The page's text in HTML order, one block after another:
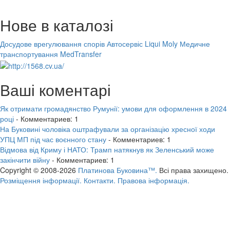
Нове в каталозі
Досудове врегулювання спорів Автосервіс Liqui Moly Медичне
транспортування MedTransfer
Ваші коментарі
Як отримати громадянство Румунії: умови для оформлення в 2024
році - Комментариев: 1
На Буковині чоловіка оштрафували за організацію хресної ходи
УПЦ МП під час воєнного стану - Комментариев: 1
Відмова від Криму і НАТО: Трамп натякнув як Зеленський може
закінчити війну - Комментариев: 1
Copyright © 2008-2026 Платинова Буковина™. Всі права захищено.
Розміщення інформації. Контакти. Правова інформація.